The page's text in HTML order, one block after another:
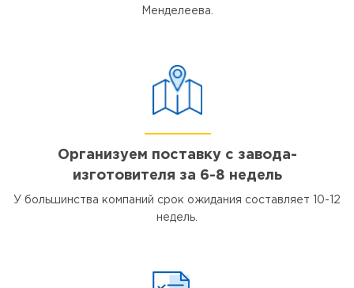
Менделеева.
Организуем поставку с завода-
изготовителя за 6-8 недель
У большинства компаний срок ожидания составляет 10-12
недель.